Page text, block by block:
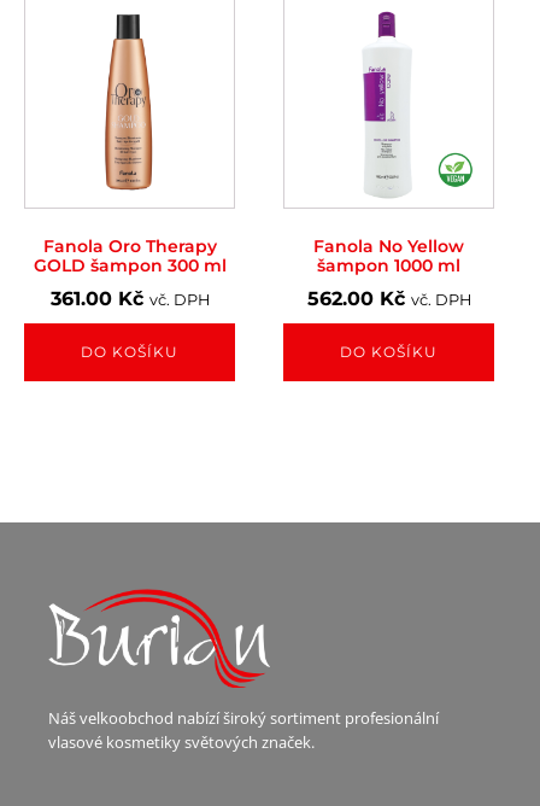
Fanola Oro Therapy
GOLD šampon 300 ml
361.00 Kč vč. DPH
DO KOŠÍKU
Fanola No Yellow
šampon 1000 ml
562.00 Kč vč. DPH
DO KOŠÍKU
Náš velkoobchod nabízí široký sortiment profesionální
vlasové kosmetiky světových značek.